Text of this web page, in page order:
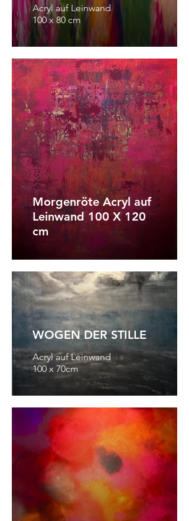
Acryl auf Leinwand
100 x 80 cm
Morgenröte Acryl auf
Leinwand 100 X 120
cm
WOGEN DER STILLE
Acryl auf Leinwand
100 x 70cm